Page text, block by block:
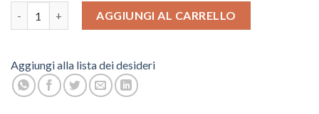
AGGIUNGI AL CARRELLO
Aggiungi alla lista dei desideri